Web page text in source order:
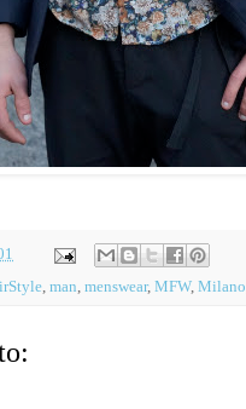
, man, menswear, MFW, Milano